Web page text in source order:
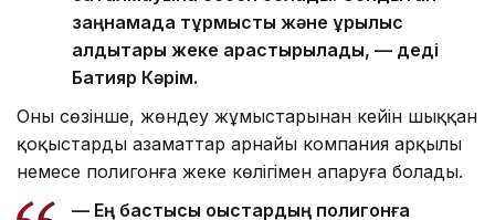
заңнамада тұрмыстық және құрылыс
қалдықтары жеке қарастырылады, — деді
Бақтияр Кәрім.
Оның сөзінше, жөндеу жұмыстарынан кейін шыққан
қоқыстарды азаматтар арнайы компания арқылы
немесе полигонға жеке көлігімен апаруға болады.
— Ең бастысы қоқыстардың полигонға